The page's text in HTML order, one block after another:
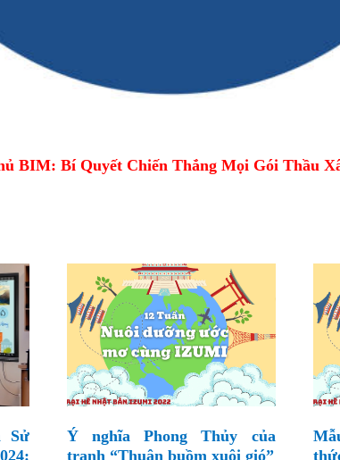
BIM: Bí Quyết Chiến Thắng Mọi Gói Thầu
Sử
Ý nghĩa Phong Thủy của
tranh “Thuận buồm xuôi gió”